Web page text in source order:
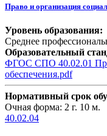
Право и организация
Уровень образования:
Среднее
Образовательный
ФГОС СПО 40.02.01
обеспечения.pdf
Нормативный срок
Очная форма: 2 г. 10 м.
40.02.04